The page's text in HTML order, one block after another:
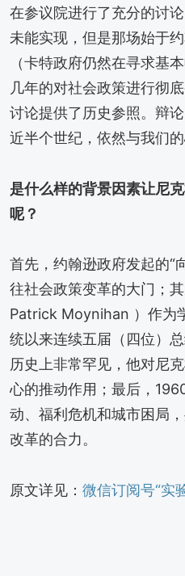
在参议院进行了充分的讨
未能实现，但是那场始于
（卡特政府仍然在寻求基
几年的对社会政策进行彻
讨论提供了历史参照。辩
近半个世纪，依然与我们的
是什么样的背景因素让尼
呢？
首先，约翰逊政府发起的“
往社会政策变革的大门；
Patrick Moynihan ）作为
统以来连续五届（四位）
历史上非常罕见，他对尼
心的推动作用；最后，
动、福利危机和城市困局
改革的合力。
原文详见： 微信订阅号“实